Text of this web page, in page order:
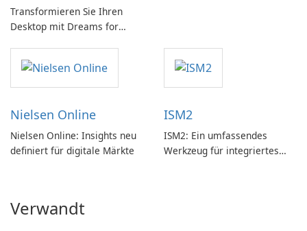
Transformieren Sie Ihren
Desktop mit Dreams for
Nielsen Online
Nielsen Online: Insights neu
definiert für digitale Märkte
ISM2
ISM2: Ein umfassendes
Werkzeug für integriertes
Verwandt